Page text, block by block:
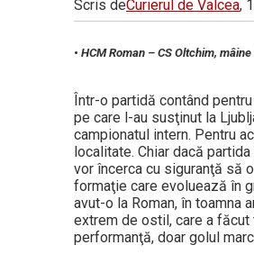
Vâlcea
Scris deCurierul de Valcea,
• HCM Roman – CS Oltchim,
Într-o partidă contând
pe care l-au susţinut la
campionatul intern. Pentru
localitate. Chiar dacă
vor încerca cu siguranţă să
formaţie care evoluează în
avut-o la Roman, în toamna
extrem de ostil, care a
performanţă, doar golul